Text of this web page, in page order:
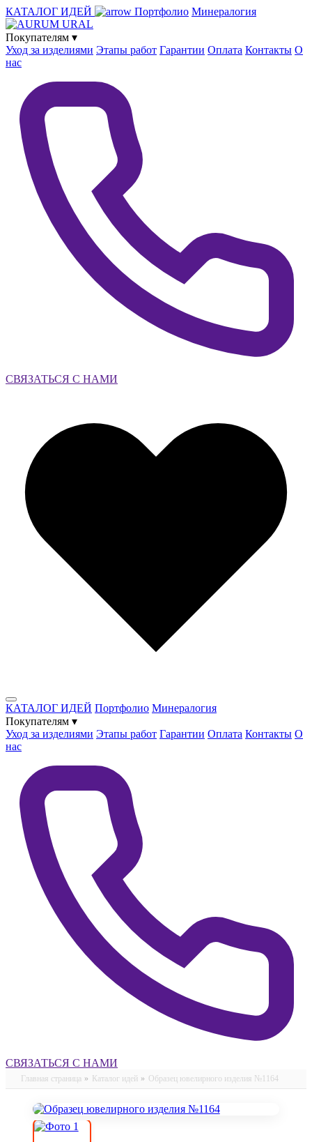
КАТАЛОГ ИДЕЙ Портфолио Минералогия
Покупателям ▾
Уход за изделиями Этапы работ Гарантии Оплата Контакты О
нас
СВЯЗАТЬСЯ С НАМИ
КАТАЛОГ ИДЕЙ Портфолио Минералогия
Покупателям ▾
Уход за изделиями Этапы работ Гарантии Оплата Контакты О
нас
СВЯЗАТЬСЯ С НАМИ
Главная страница » Каталог идей » Образец ювелирного изделия №1164